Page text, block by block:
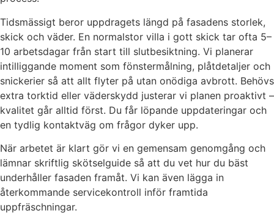
Tidsmässigt beror uppdragets längd på fasadens storlek,
skick och väder. En normalstor villa i gott skick tar ofta 5–
10 arbetsdagar från start till slutbesiktning. Vi planerar
intilliggande moment som fönstermålning, plåtdetaljer och
snickerier så att allt flyter på utan onödiga avbrott. Behövs
extra torktid eller väderskydd justerar vi planen proaktivt –
kvalitet går alltid först. Du får löpande uppdateringar och
en tydlig kontaktväg om frågor dyker upp.
När arbetet är klart gör vi en gemensam genomgång och
lämnar skriftlig skötselguide så att du vet hur du bäst
underhåller fasaden framåt. Vi kan även lägga in
återkommande servicekontroll inför framtida
uppfräschningar.